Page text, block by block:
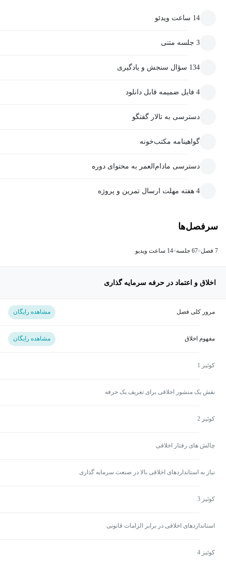
14 ساعت ویدئو
3 جلسه متنی
134 سؤال سنجش و یادگیری
4 فایل ضمیمه قابل دانلود
دسترسی به تالار گفتگو
گواهینامه مکتب‌خونه
دسترسی مادام‌العمر به محتوای دوره
4 هفته مهلت ارسال تمرین و پروژه
سرفصل‌ها
7 فصل 67 جلسه 14 ساعت ویدیو
اخلاق و اعتماد در حرفه سرمایه گذاری
مرور کلی فصل مشاهده رایگان
مفهوم اخلاق مشاهده رایگان
کوئیز 1
نقش یک منشور اخلاقی برای تعریف یک حرفه
کوئیز 2
چالش های رفتار اخلاقی
نیاز به استانداردهای اخلاقی بالا در صنعت سرمایه گذاری
کوئیز 3
استانداردهای اخلاقی در برابر الزامات قانونی
کوئیز 4